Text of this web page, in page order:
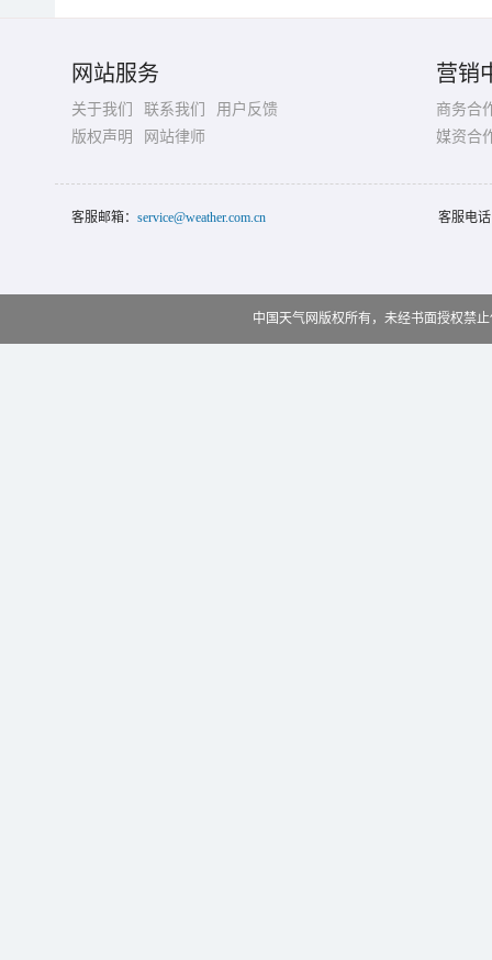
网站服务
关于我们 联系我们
用户反馈
版权声明
网站律师
营销
商务合
媒资合
客服邮箱： service@weather.com.cn 客服电
中国天气网版权所有，未经书面授权